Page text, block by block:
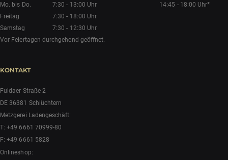
Mo. bis Do. 7:30 - 13:00 Uhr
14:45 - 18:00 Uhr*
Freitag
7:30 - 18:00 Uhr
Samstag
7:30 - 12:30 Uhr
Vor Feiertagen durchgehend geöffnet.
KONTAKT
Fuldaer Straße 2
DE 36381 Schlüchtern
Metzgerei Ladengeschäft:
T:+49 6661 70999-80
F: +49 6661 5828
Onlineshop: